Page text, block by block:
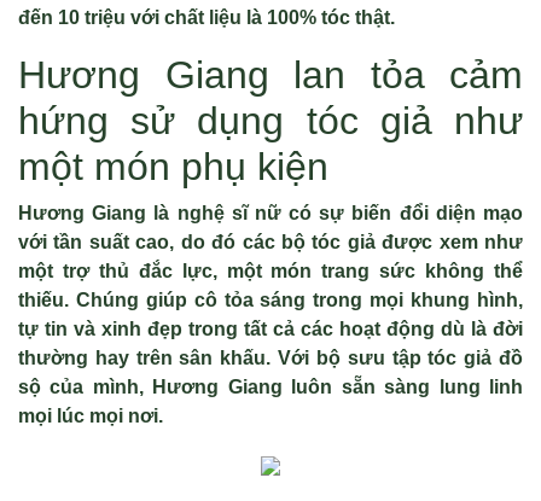
đến 10 triệu với chất liệu là 100% tóc thật.
Hương Giang lan tỏa cảm
hứng sử dụng tóc giả như
một món phụ kiện
Hương Giang là nghệ sĩ nữ có sự biến đổi diện mạo
với tần suất cao, do đó các bộ tóc giả được xem như
một trợ thủ đắc lực, một món trang sức không thể
thiếu. Chúng giúp cô tỏa sáng trong mọi khung hình,
tự tin và xinh đẹp trong tất cả các hoạt động dù là đời
thường hay trên sân khấu. Với bộ sưu tập tóc giả đồ
sộ của mình, Hương Giang luôn sẵn sàng lung linh
mọi lúc mọi nơi.